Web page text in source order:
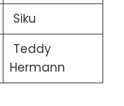
Siku
Teddy
Hermann